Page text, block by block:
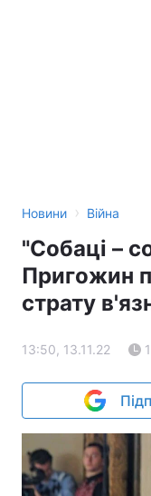
Новини › Війна
"Собаці –
Пригожин
страту
13:50, 13.11.22